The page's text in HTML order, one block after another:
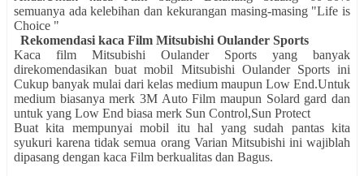
semuanya ada kelebihan dan kekurangan masing-masing "Life is
Choice "
Rekomendasi kaca Film Mitsubishi Oulander Sports
Kaca film Mitsubishi Oulander Sports yang banyak
direkomendasikan buat mobil Mitsubishi Oulander Sports ini
Cukup banyak mulai dari kelas medium maupun Low End.Untuk
medium biasanya merk 3M Auto Film maupun Solard gard dan
untuk yang Low End biasa merk Sun Control,Sun Protect
Buat kita mempunyai mobil itu hal yang sudah pantas kita
syukuri karena tidak semua orang Varian Mitsubishi ini wajiblah
dipasang dengan kaca Film berkualitas dan Bagus.